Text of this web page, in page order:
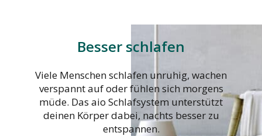
Besser schlafen
Viele Menschen schlafen unruhig, wachen
verspannt auf oder fühlen sich morgens
müde. Das aio Schlafsystem unterstützt
deinen Körper dabei, nachts besser zu
entspannen.